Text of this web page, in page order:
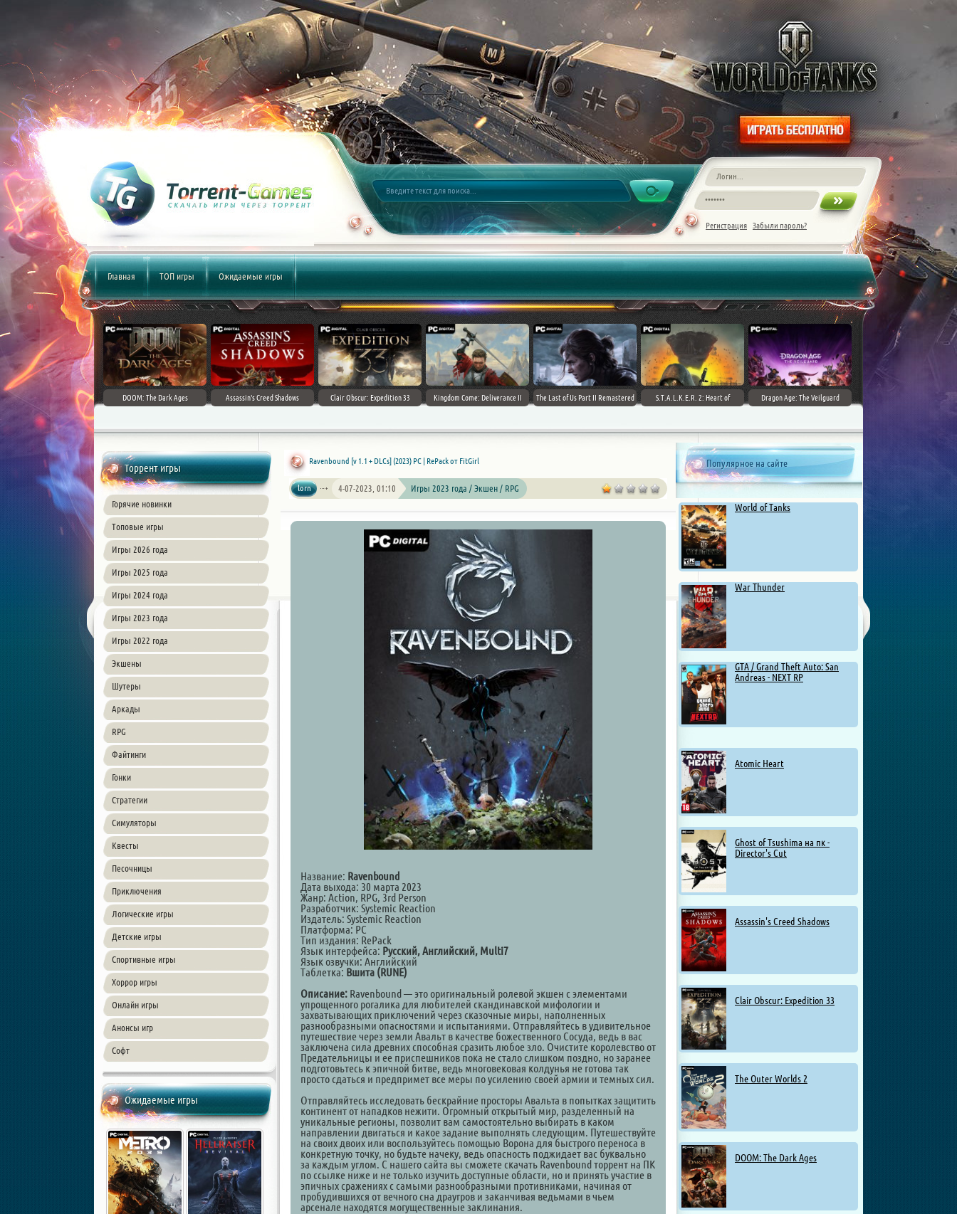
Регистрация Забыли пароль?
Главная ТОП игры Ожидаемые игры
DOOM: The Dark Ages Assassin's Creed Shadows Clair Obscur: Expedition 33 Kingdom Come: Deliverance II The Last of Us Part II Remastered
S.T.A.L.K.E.R. 2: Heart of
Dragon Age: The Veilguard
Торрент игры
Горячие новинки
Топовые игры
Игры 2026 года
Игры 2025 года
Игры 2024 года
Игры 2023 года
Игры 2022 года
Экшены
Шутеры
Аркады
RPG
Файтинги
Гонки
Стратегии
Симуляторы
Квесты
Песочницы
Приключения
Логические игры
Детские игры
Спортивные игры
Хоррор игры
Онлайн игры
Анонсы игр
Софт
Ожидаемые игры
Популярное на сайте
World of Tanks
War Thunder
GTA / Grand Theft Auto: San
Andreas - NEXT RP
Atomic Heart
Ghost of Tsushima на пк -
Director's Cut
Assassin's Creed Shadows
Clair Obscur: Expedition 33
The Outer Worlds 2
DOOM: The Dark Ages
Ravenbound [v 1.1 + DLCs] (2023) PC | RePack от FitGirl
lorn 4-07-2023, 01:10 Игры 2023 года / Экшен / RPG
Название: Ravenbound
Дата выхода: 30 марта 2023
Жанр: Action, RPG, 3rd Person
Разработчик: Systemic Reaction
Издатель: Systemic Reaction
Платформа: PC
Тип издания: RePack
Язык интерфейса: Русский, Английский, Multi7
Язык озвучки: Английский
Таблетка: Вшита (RUNE)
Описание: Ravenbound — это оригинальный ролевой экшен с элементами
упрощенного рогалика для любителей скандинавской мифологии и
захватывающих приключений через сказочные миры, наполненных
разнообразными опасностями и испытаниями. Отправляйтесь в удивительное
путешествие через земли Авальт в качестве божественного Сосуда, ведь в вас
заключена сила древних способная сразить любое зло. Очистите королевство от
Предательницы и ее приспешников пока не стало слишком поздно, но заранее
подготовьтесь к эпичной битве, ведь многовековая колдунья не готова так
просто сдаться и предпримет все меры по усилению своей армии и темных сил.
Отправляйтесь исследовать бескрайние просторы Авальта в попытках защитить
континент от нападков нежити. Огромный открытый мир, разделенный на
уникальные регионы, позволит вам самостоятельно выбирать в каком
направлении двигаться и какое задание выполнять следующим. Путешествуйте
на своих двоих или воспользуйтесь помощью Ворона для быстрого переноса в
конкретную точку, но будьте начеку, ведь опасность поджидает вас буквально
за каждым углом. С нашего сайта вы сможете скачать Ravenbound торрент на ПК
по ссылке ниже и не только изучить доступные области, но и принять участие в
эпичных сражениях с самыми разнообразными противниками, начиная от
пробудившихся от вечного сна драугров и заканчивая ведьмами в чьем
арсенале находятся могущественные заклинания.